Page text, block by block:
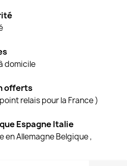
domicile
offerts
relais pour la France )
Espagne Italie
en Allemagne Belgique ,